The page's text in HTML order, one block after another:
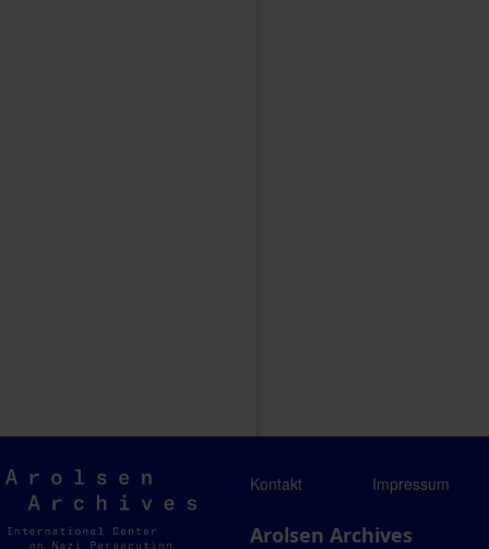
Arolsen
Archives
Kontakt Impressum
Arolsen Archives